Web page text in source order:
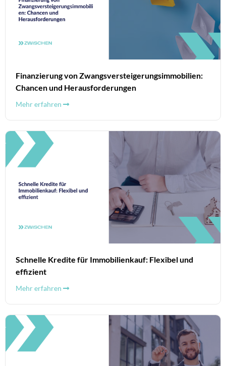
Finanzierung von Zwangsversteigerungsimmobilien:
Chancen und Herausforderungen
Mehr erfahren
Schnelle Kredite für Immobilienkauf: Flexibel und
effizient
Mehr erfahren